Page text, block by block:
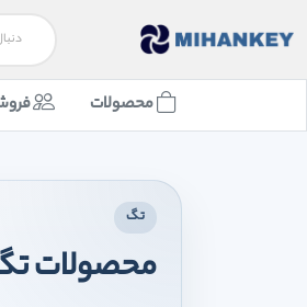
محصولات
تگ
محصولات